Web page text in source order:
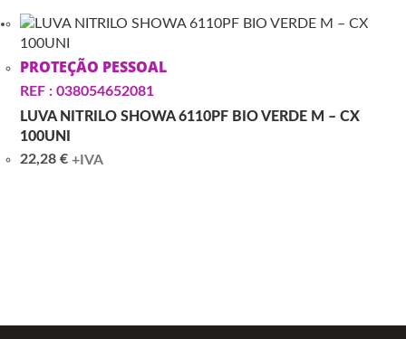
PROTEÇÃO PESSOAL
REF : 038054652081
LUVA NITRILO SHOWA 6110PF BIO VERDE M – CX
100UNI
22,28€ +IVA